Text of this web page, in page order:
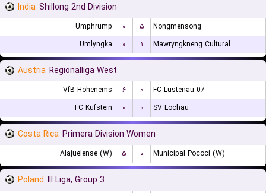
India Shillong 2nd Division
Umphrump ۰ ۵
Nongmensong
Umlyngka
۰ ۱ Mawryngkneng Cultural
Austria Regionalliga West
VfB Hohenems ۶ ۰
FC Lustenau 07
FC Kufstein
۰ ۰ SV Lochau
Costa Rica Primera Division Women
Alajuelense (W) ۵ ۰ Municipal Pococi (W)
Poland III Liga, Group 3